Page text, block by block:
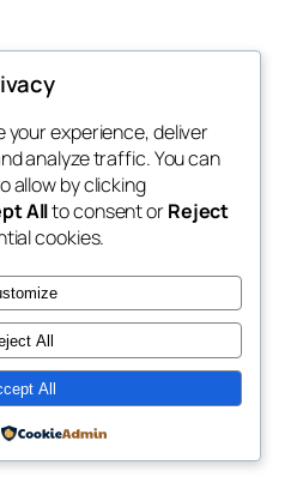
和攻略杂志
以WordPress设计
your experience, deliver
analyze traffic. You can
allow by clicking
Allto consent orReject
cookies.
All
All